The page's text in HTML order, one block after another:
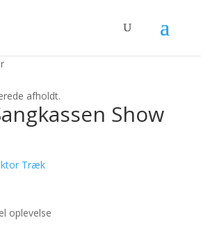
afholdt.
Show
Træk
oplevelse